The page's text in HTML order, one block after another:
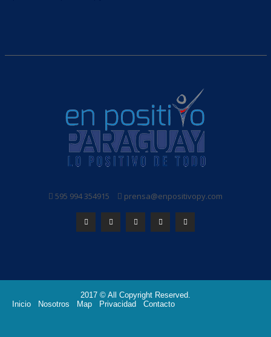
595 994 354915 prensa@enpositivopy.com
2017 © All Copyright Reserved.
Inicio
Nosotros Map Privacidad Contacto